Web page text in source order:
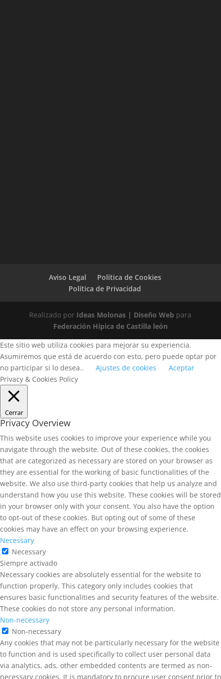
Aviso Legal
Política de Cookies
Política de Privacidad
Realizado por Ideas Molonas | Diseño Web para
Federación Hípica de Castilla león
Este sitio web utiliza cookies para mejorar su experiencia.
Asumiremos que está de acuerdo con esto, pero puede optar por
no participar si lo desea..
Ajustes de cookies
Aceptar
Privacy & Cookies Policy
Cerrar
Privacy Overview
This website uses cookies to improve your experience while you
navigate through the website. Out of these cookies, the cookies
that are categorized as necessary are stored on your browser as
they are essential for the working of basic functionalities of the
website. We also use third-party cookies that help us analyze and
understand how you use this website. These cookies will be stored
in your browser only with your consent. You also have the option
to opt-out of these cookies. But opting out of some of these
cookies may have an effect on your browsing experience.
Necessary
Necessary
Siempre activado
Necessary cookies are absolutely essential for the website to
function properly. This category only includes cookies that
ensures basic functionalities and security features of the website.
These cookies do not store any personal information.
Non-necessary
Non-necessary
Any cookies that may not be particularly necessary for the website
to function and is used specifically to collect user personal data
via analytics, ads, other embedded contents are termed as non-
necessary cookies. It is mandatory to procure user consent prior to